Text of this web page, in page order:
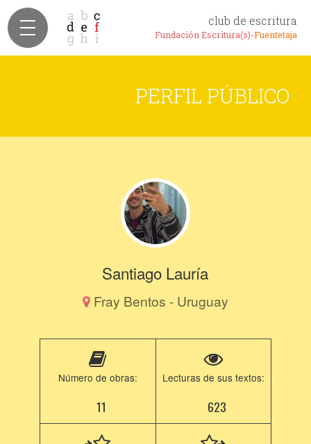
club de escritura
Fundación Escritura(s)-Fuentetaja
PERFIL PÚBLICO
Santiago Lauría
Fray Bentos - Uruguay
Número de obras:
11
Lecturas de sus textos:
623